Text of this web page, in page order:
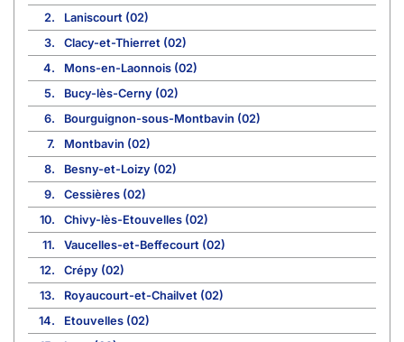
2.
Laniscourt (02)
3.
Clacy-et-Thierret (02)
4.
Mons-en-Laonnois (02)
5.
Bucy-lès-Cerny (02)
6.
Bourguignon-sous-Montbavin (02)
7.
Montbavin (02)
8.
Besny-et-Loizy (02)
9.
Cessières (02)
10.
Chivy-lès-Etouvelles (02)
11.
Vaucelles-et-Beffecourt (02)
12.
Crépy (02)
13.
Royaucourt-et-Chailvet (02)
14.
Etouvelles (02)